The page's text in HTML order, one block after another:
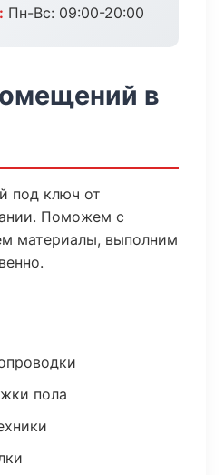
Пн-Вс: 09:00-20:00
в
под ключ от
Поможем с
материалы, выполним
пола